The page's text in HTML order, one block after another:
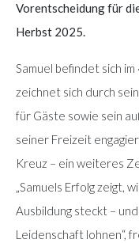
Vorentscheidung für
Herbst 2025.
Samuel befindet sich
zeichnet sich durch
für Gäste sowie sein
seiner Freizeit
Kreuz – ein weiteres
„Samuels Erfolg zeigt,
Ausbildung steckt –
Leidenschaft lohnen“,